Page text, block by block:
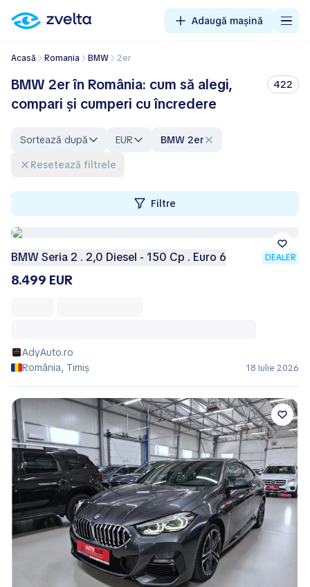
Adaugă mașină
Acasă Romania BMW 2er
BMW 2er în România: cum să alegi,
compari și cumperi cu încredere
422
Sortează după EUR
BMW 2er
Resetează filtrele
Filtre
BMW Seria 2 . 2,0 Diesel - 150 Cp . Euro 6 DEALER
8.499 EUR
AdyAuto.ro
România, Timiș
18 Iulie 2026